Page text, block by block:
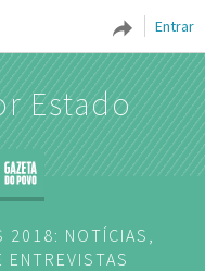
Entrar
Estado
2018: NOTÍCIAS,
ENTREVISTAS